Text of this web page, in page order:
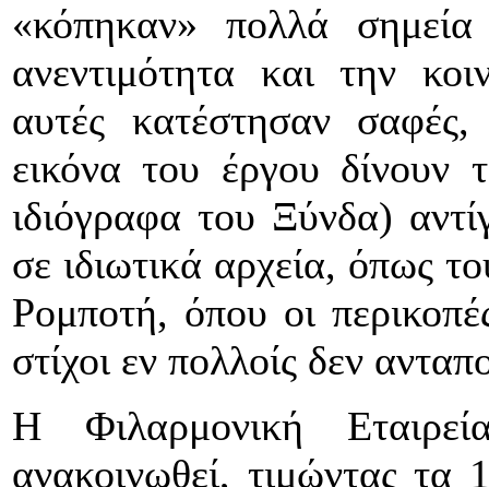
«κόπηκαν» πολλά
ανεντιμότητα και την
αυτές κατέστησαν
εικόνα του έργου δίνουν
ιδιόγραφα του Ξύνδα)
σε ιδιωτικά αρχεία, όπως
Ρομποτή, όπου οι
στίχοι εν πολλοίς δεν
Η Φιλαρμονική
ανακοινωθεί, τιμώντας τα